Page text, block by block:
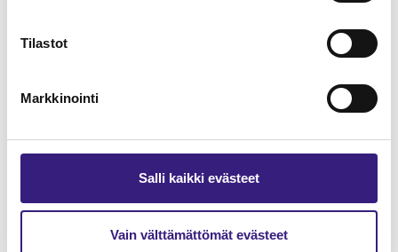
Tilastot
Markkinointi
Salli kaikki evästeet
Vain välttämättömät evästeet
ARVONLISÄVERO